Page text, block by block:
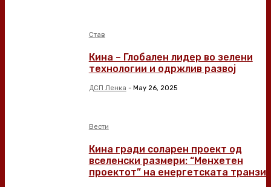
Став
Кина – Глобален лидер во зелени
технологии и одржлив развој
ДСП Ленка - May 26, 2025
Вести
Кина гради соларен проект од
вселенски размери: “Менхетен
проектот” на енергетската